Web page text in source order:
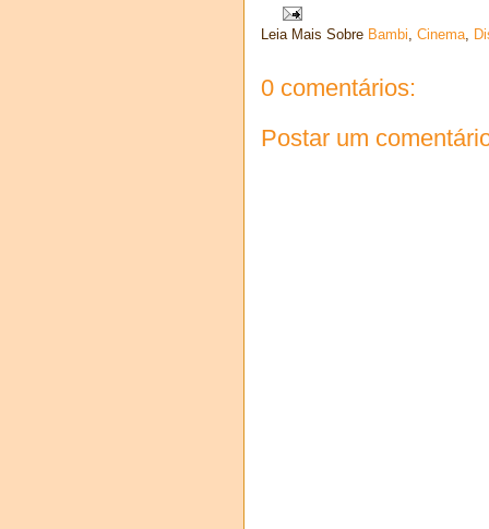
Leia Mais Sobre Bambi, Cinema,
0 comentários:
Postar um